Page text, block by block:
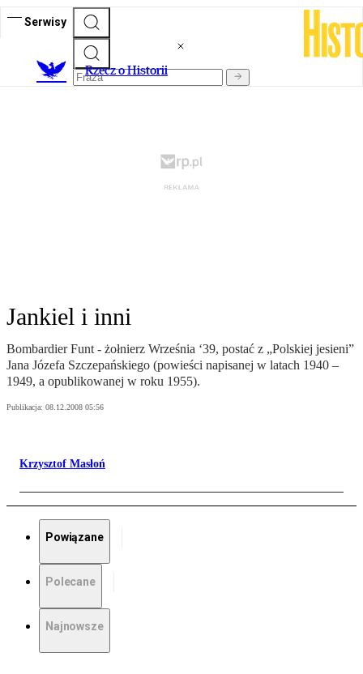
Serwisy
Rzecz o Historii
Jankiel i inni
Bombardier Funt - żołnierz Września ‘39, postać z „Polskiej jesieni”
Jana Józefa Szczepańskiego (powieści napisanej w latach 1940 –
1949, a opublikowanej w roku 1955).
Publikacja: 08.12.2008 05:56
Krzysztof Masłoń
Powiązane
Polecane
Najnowsze